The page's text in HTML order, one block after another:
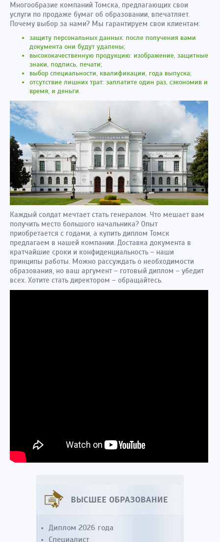
Многообразие компаний Томска, предлагающих свои
услуги по продаже бумаг об образовании, впечатляет.
Почему выбор за нами? Мы гарантируем свои клиентам:
защиту персональных данных: после получения вами
документа они будут удалены;
высококачественную продукцию: изображение, защитные
знаки, подпись, печати;
выбор специальности, квалификации, года выпуска;
отсутствие лишних трат: заплатите один раз, сэкономив и
время, и деньги.
Каждый солдат мечтает стать генералом. Что мешает вам
получить место большого начальника? Опыт
приобретается с годами, а купить диплом Томск
предлагаем в нашей компании. Доставка документа в
кратчайшие сроки и конфиденциальность – наши
принципы работы. Можно рассуждать о необходимости
образования, но ваш аргумент – готовый диплом – убедит
всех. Хотите стать директором – обращайтесь.
ВЫСШЕЕ ОБРАЗОВАНИЕ
Диплом 2026 года
Специалист